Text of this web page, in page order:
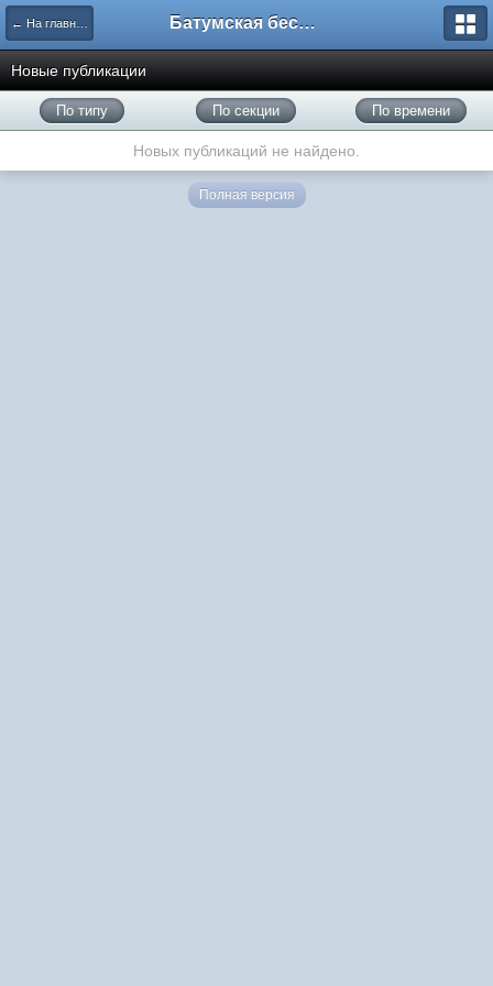
← На главную Батумская беседка
Новые публикации
По типу По секции По времени
Новых публикаций не найдено.
Полная версия